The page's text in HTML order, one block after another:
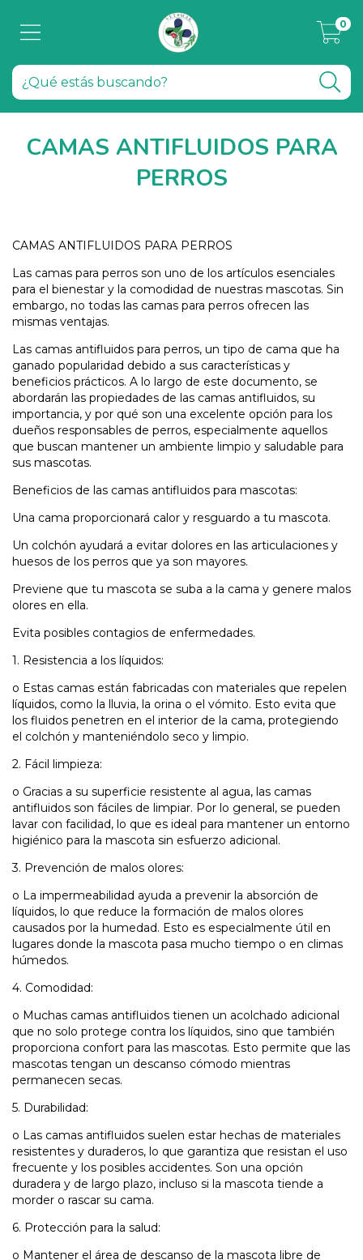
0
CAMAS ANTIFLUIDOS PARA
PERROS
CAMAS ANTIFLUIDOS PARA PERROS
Las camas para perros son uno de los artículos esenciales
para el bienestar y la comodidad de nuestras mascotas. Sin
embargo, no todas las camas para perros ofrecen las
mismas ventajas.
Las camas antifluidos para perros, un tipo de cama que ha
ganado popularidad debido a sus características y
beneficios prácticos. A lo largo de este documento, se
abordarán las propiedades de las camas antifluidos, su
importancia, y por qué son una excelente opción para los
dueños responsables de perros, especialmente aquellos
que buscan mantener un ambiente limpio y saludable para
sus mascotas.
Beneficios de las camas antifluidos para mascotas:
Una cama proporcionará calor y resguardo a tu mascota.
Un colchón ayudará a evitar dolores en las articulaciones y
huesos de los perros que ya son mayores.
Previene que tu mascota se suba a la cama y genere malos
olores en ella.
Evita posibles contagios de enfermedades.
1. Resistencia a los líquidos:
o Estas camas están fabricadas con materiales que repelen
líquidos, como la lluvia, la orina o el vómito. Esto evita que
los fluidos penetren en el interior de la cama, protegiendo
el colchón y manteniéndolo seco y limpio.
2. Fácil limpieza:
o Gracias a su superficie resistente al agua, las camas
antifluidos son fáciles de limpiar. Por lo general, se pueden
lavar con facilidad, lo que es ideal para mantener un entorno
higiénico para la mascota sin esfuerzo adicional.
3. Prevención de malos olores:
o La impermeabilidad ayuda a prevenir la absorción de
líquidos, lo que reduce la formación de malos olores
causados por la humedad. Esto es especialmente útil en
lugares donde la mascota pasa mucho tiempo o en climas
húmedos.
4. Comodidad:
o Muchas camas antifluidos tienen un acolchado adicional
que no solo protege contra los líquidos, sino que también
proporciona confort para las mascotas. Esto permite que las
mascotas tengan un descanso cómodo mientras
permanecen secas.
5. Durabilidad:
o Las camas antifluidos suelen estar hechas de materiales
resistentes y duraderos, lo que garantiza que resistan el uso
frecuente y los posibles accidentes. Son una opción
duradera y de largo plazo, incluso si la mascota tiende a
morder o rascar su cama.
6. Protección para la salud:
o Mantener el área de descanso de la mascota libre de